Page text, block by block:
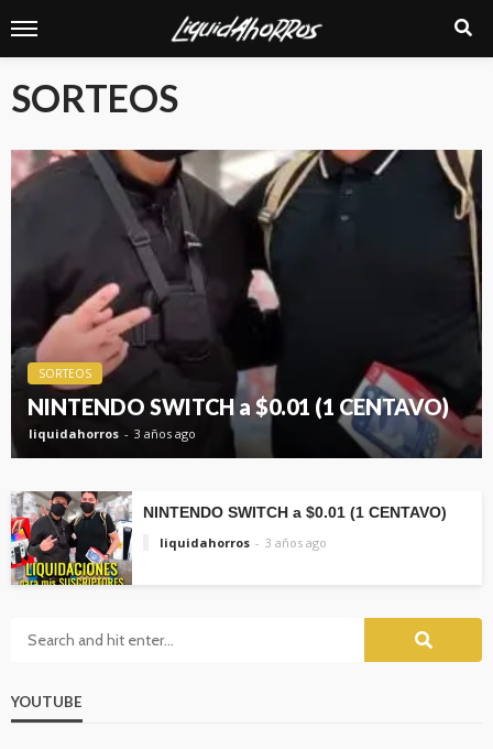
SORTEOS
SORTEOS
NINTENDO SWITCH a $0.01 (1 CENTAVO)
liquidahorros 3 años ago
NINTENDO SWITCH a $0.01 (1 CENTAVO)
liquidahorros
3 años ago
YOUTUBE